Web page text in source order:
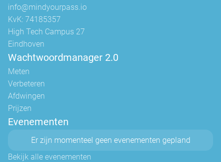
info@mindyourpass.io
KvK: 74185357
High Tech Campus 27
Eindhoven
Wachtwoordmanager 2.0
Meten
Verbeteren
Afdwingen
Prijzen
Evenementen
Er zijn momenteel geen evenementen gepland
Bekijk alle evenementen